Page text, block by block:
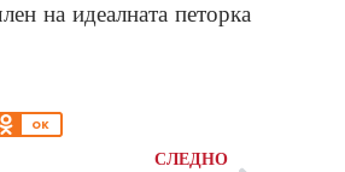
на идеалната петорка
OK
СЛЕДНО